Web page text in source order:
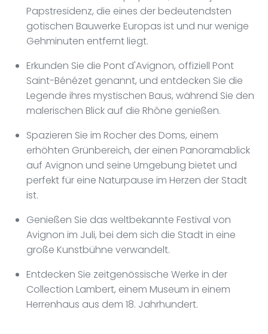
Papstresidenz, die eines der bedeutendsten
gotischen Bauwerke Europas ist und nur wenige
Gehminuten entfernt liegt.
Erkunden Sie die Pont d'Avignon, offiziell Pont
Saint-Bénézet genannt, und entdecken Sie die
Legende ihres mystischen Baus, während Sie den
malerischen Blick auf die Rhône genießen.
Spazieren Sie im Rocher des Doms, einem
erhöhten Grünbereich, der einen Panoramablick
auf Avignon und seine Umgebung bietet und
perfekt für eine Naturpause im Herzen der Stadt
ist.
Genießen Sie das weltbekannte Festival von
Avignon im Juli, bei dem sich die Stadt in eine
große Kunstbühne verwandelt.
Entdecken Sie zeitgenössische Werke in der
Collection Lambert, einem Museum in einem
Herrenhaus aus dem 18. Jahrhundert.